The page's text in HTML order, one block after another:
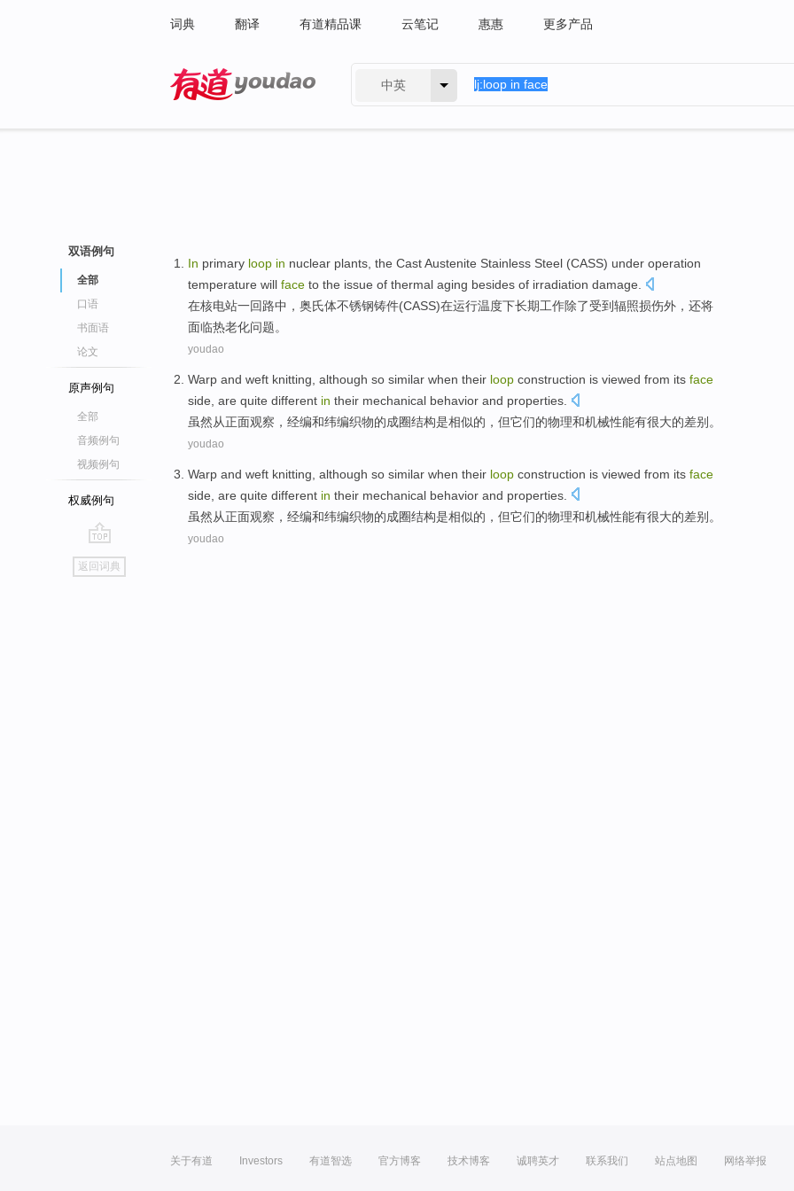
词典 翻译 有道精品课 云笔记 惠惠 更多产品
中英
双语例句
全部
口语
书面语
论文
原声例句
全部
音频例句
视频例句
权威例句
go
top
返回词典
In primary loop in nuclear plants , the Cast Austenite Stainless Steel (CASS) under operation
temperature will face to the issue of thermal aging besides of irradiation damage
在核电站一回路中， 奥氏体不锈钢铸件(CASS)在运行温度下长期工作除了受到辐照损伤外，还将
面临热老化问题。
youdao
Warp and weft knitting although so similar when their loop construction is viewed from its face
side are quite different in their mechanical behavior and properties.
虽然从正面观察 ， 经编和纬编织物的成圈结构是相似的，但它们的物理和机械性能有很大的差别 。
youdao
Warp and weft knitting although so similar when their loop construction is viewed from its face
side are quite different in their mechanical behavior and properties.
虽然从正面观察 ， 经编和纬编织物的成圈结构是相似的，但它们的物理和机械性能有很大的差别。
youdao
关于有道 Investors 有道智选 官方博客 技术博客 诚聘英才 联系我们 站点地图 网络举报